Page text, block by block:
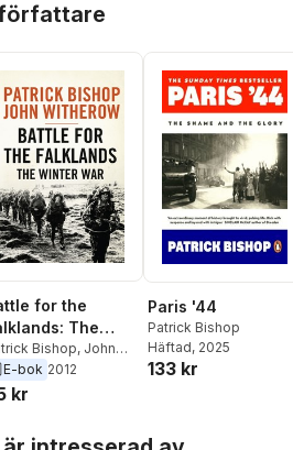
for the
The
War
Bishop, John
E-bok 2012
kr
Paris '44
Patrick Bishop
Häftad, 2025
133 kr